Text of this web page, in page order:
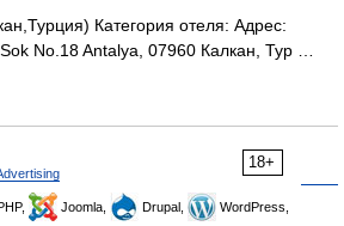
Категория отеля: Адрес:
No.18 Antalya, 07960 Калкан, Тур …
18+
Joomla, Drupal,
WordPress,